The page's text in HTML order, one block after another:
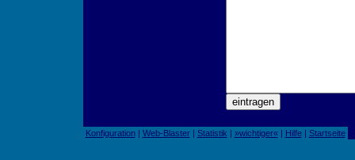
Konfiguration| Web-Blaster| Statistik | »wichtiger«| Hilfe| Startseite